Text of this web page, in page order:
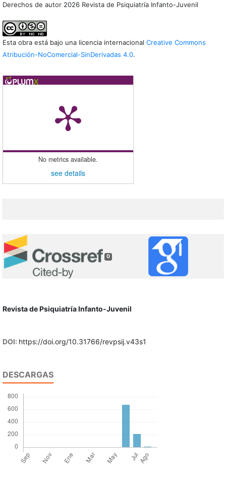
Derechos de autor 2026 Revista de Psiquiatría Infanto-Juvenil
Esta obra está bajo una licencia internacional Creative Commons
Atribución-NoComercial-SinDerivadas 4.0.
No metrics available.
see details
0
Revista de Psiquiatría Infanto-Juvenil
DOI: https://doi.org/10.31766/revpsij.v43s1
DESCARGAS